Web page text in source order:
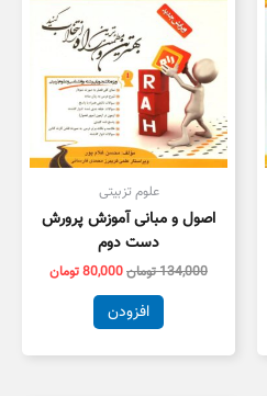
علوم تزبیتی
اصول و مبانی آموزش پرورش
دست دوم
134,000تومان80,000تومان
افزودن